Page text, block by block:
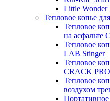
Little Wonder
Тепловое копье
Тепловое
на асфальте
Тепловое
LAB Stinger
Тепловое
CRACK
Тепловое
воздухом